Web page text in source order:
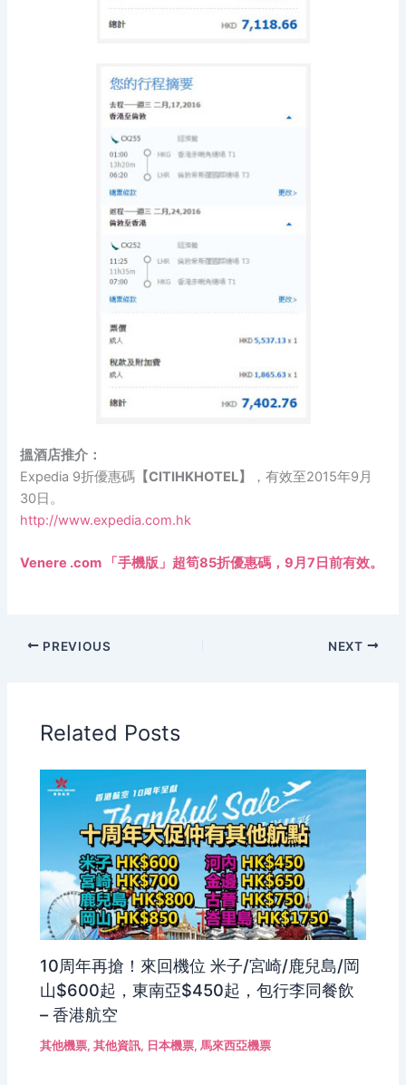
搵酒店推介：
Expedia 9折優惠碼 【CITIHKHOTEL】
，有效至2015年9月
30日。
http://www.expedia.com.hk
Venere .com 「手機版」超筍85折優惠碼，9月7日前有效。
PREVIOUS NEXT
Related Posts
10周年再搶！來回機位 米子/宮崎/鹿兒島/岡
山$600起，東南亞$450起，包行李同餐飲
– 香港航空
其他機票,其他資訊, 日本機票,馬來西亞機票